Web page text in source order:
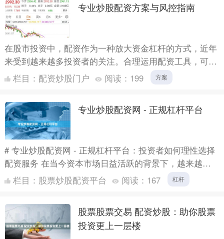
专业炒股配资方案与风控指南
在股市投资中，配资作为一种放大资金杠杆的方式，近年
来受到越来越多投资者的关注。合理运用配资工具，可以
在控制风险的前提下提升资金使用效率。本文将系统介绍
专业炒股配....
栏目： 配资炒股门户 阅读： 199 方案
专业炒股配资网 - 正规杠杆平台
# 专业炒股配资网 - 正规杠杆平台：投资者如何理性选择
配资服务 在当今资本市场日益活跃的背景下，越来越多
的投资者开始关注杠杆交易，希望通过配资放大资金效
应。然....
栏目： 股票炒股配资平台 阅读： 167 杠杆
股票股票交易 配资炒股：助你股票
投资更上一层楼